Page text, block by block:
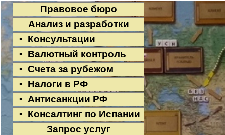
Правовое бюро
Анализ и разработки
• Консультации
• Валютный контроль
• Счета за рубежом
• Налоги в РФ
• Антисанкции РФ
• Консалтинг по Испании
Запрос услуг